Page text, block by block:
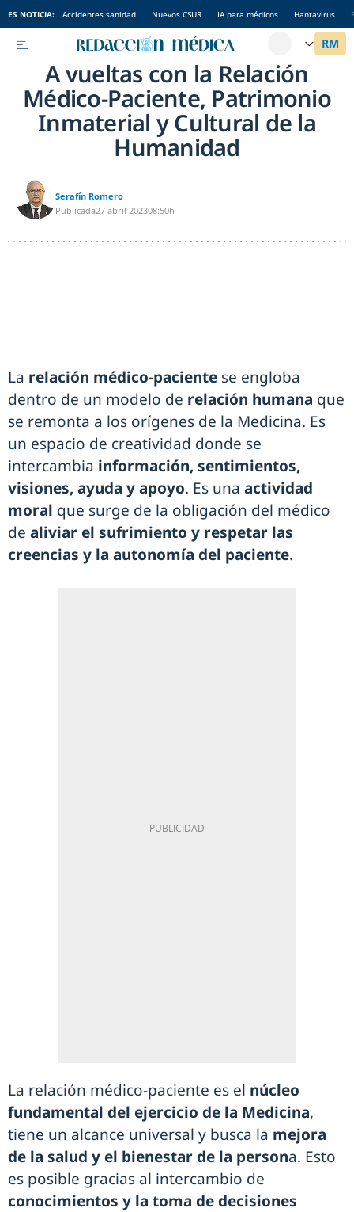
ES NOTICIA: Accidentes sanidad Nuevos CSUR IA para médicos Hantavirus
A vueltas con la Relación
Médico-Paciente, Patrimonio
Inmaterial y Cultural de la
Humanidad
Serafín Romero
Publicada27 abril 202308:50h
La relación médico-paciente se engloba
dentro de un modelo de relación humana que
se remonta a los orígenes de la Medicina. Es
un espacio de creatividad donde se
intercambia información, sentimientos,
visiones, ayuda y apoyo. Es una actividad
moral que surge de la obligación del médico
de aliviar el sufrimiento y respetar las
creencias y la autonomía del paciente.
La relación médico-paciente es el núcleo
fundamental del ejercicio de la Medicina,
tiene un alcance universal y busca la mejora
de la salud y el bienestar de la persona. Esto
es posible gracias al intercambio de
conocimientos y la toma de decisiones